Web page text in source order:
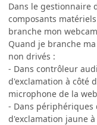
Dans le gestionnaire
composants
branche mon
Quand je branche
non drivés :
- Dans contrôleur
d'exclamation à côté
microphone de la
- Dans
d'exclamation jaune